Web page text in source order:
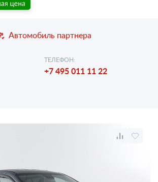
Автомобиль партнера
ТЕЛЕФОН:
+7 495 011 11 22